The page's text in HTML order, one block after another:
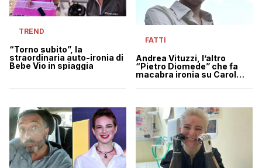
TREND
“Torno subito”, la
straordinaria auto-ironia di
Bebe Vio in spiaggia
FATTI
Andrea Vituzzi, l’altro
“Pietro Diomede” che fa
macabra ironia su Carol